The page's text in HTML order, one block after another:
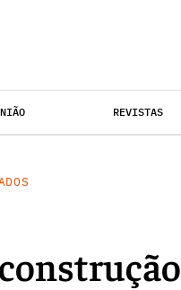
REVISTAS